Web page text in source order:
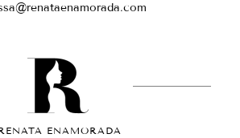
ENAMORADA